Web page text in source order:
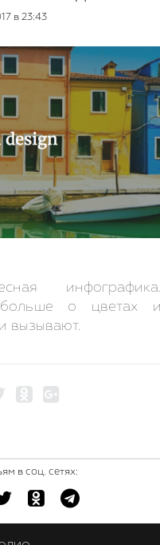
в 23:43
о цветах
вызывают.
в соц. сетях: